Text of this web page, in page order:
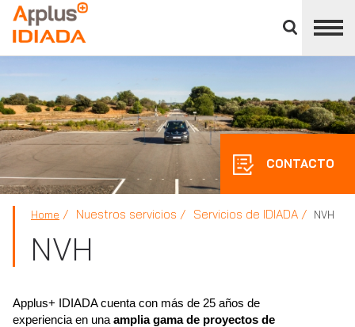
panel
APPLUS+
CONTACTO
Home Nuestros servicios Servicios de IDIADA NVH
NVH
Applus+ IDIADA cuenta con más de 25 años de
experiencia en una amplia gama de proyectos de